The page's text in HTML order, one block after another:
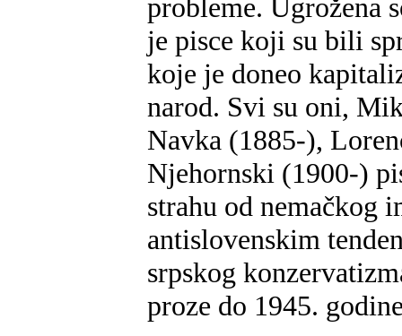
probleme. Ugrožena
je pisce koji su bili
koje je doneo
narod. Svi su oni,
Navka (1885-),
Njehornski (1900-)
strahu od nemačkog
antislovenskim
srpskog
proze do 1945.